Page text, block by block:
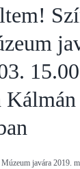
javára 2019.